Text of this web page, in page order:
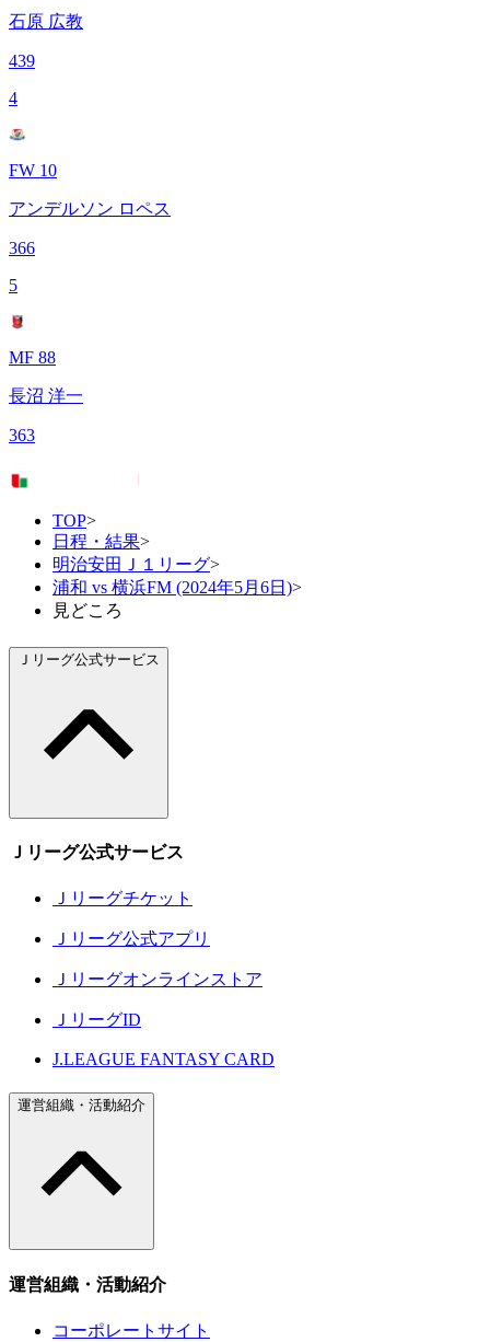
石原 広教
439
4
FW 10
アンデルソン ロペス
366
5
MF 88
長沼 洋一
363
TOP>
日程・結果>
明治安田Ｊ１リーグ>
浦和 vs 横浜FM (2024年5月6日)>
見どころ
Ｊリーグ公式サービス
Ｊリーグ公式サービス
Ｊリーグチケット
Ｊリーグ公式アプリ
Ｊリーグオンラインストア
ＪリーグID
J.LEAGUE FANTASY CARD
運営組織・活動紹介
運営組織・活動紹介
コーポレートサイト